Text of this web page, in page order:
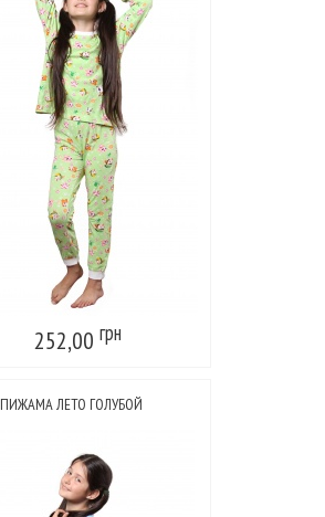
252,00 грн
ПИЖАМА ЛЕТО ГОЛУБОЙ